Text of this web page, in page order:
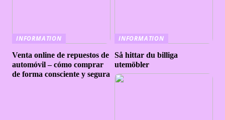
INFORMATION
Venta online de repuestos de
automóvil – cómo comprar
de forma consciente y segura
INFORMATION
Så hittar du billiga
utemöbler